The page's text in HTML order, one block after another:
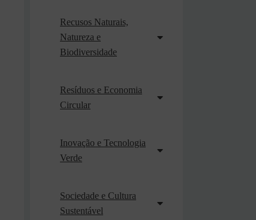
Recusos Naturais,
Natureza e
Biodiversidade
Resíduos e Economia
Circular
Inovação e Tecnologia
Verde
Sociedade e Cultura
Sustentável